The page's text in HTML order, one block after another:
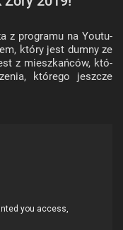
z pro­gra­mu na Youtu­
który jest dumny ze
z miesz­kań­ców, któ­
któ­re­go jesz­cze